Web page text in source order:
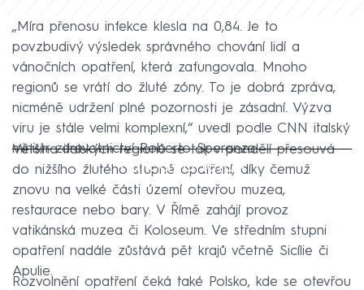
„Míra přenosu infekce klesla na 0,84. Je to
povzbudivý výsledek správného chování lidí a
vánočních opatření, která zafungovala. Mnoho
regionů se vrátí do žluté zóny. To je dobrá zpráva,
nicméně udržení plné pozornosti je zásadní. Výzva
viru je stále velmi komplexní,“ uvedl podle CNN italský
ministr zdravotnictví Roberto Speranza.
Failed to fetch
Většina italských regionů se tak v pondělí přesouvá
do nižšího žlutého stupně opatření, díky čemuž
znovu na velké části území otevřou muzea,
restaurace nebo bary. V Římě zahájí provoz
vatikánská muzea či Koloseum. Ve středním stupni
opatření nadále zůstává pět krajů včetně Sicílie či
Apulie.
Rozvolnění opatření čeká také Polsko, kde se otevřou